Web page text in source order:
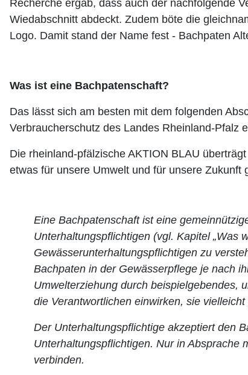
Recherche ergab, dass auch der nachfolgende
Wiedabschnitt abdeckt. Zudem böte die
Logo. Damit stand der Name fest - Bachpaten
Was ist eine Bachpatenschaft?
Das lässt sich am besten mit dem folgenden
Verbraucherschutz des Landes Rheinland-Pfalz
Die rheinland-pfälzische AKTION BLAU
etwas für unsere Umwelt und für unsere Zukunft
Eine Bachpatenschaft ist eine
Unterhaltungspflichtigen (vgl. Kapitel „Was
Gewässerunterhaltungspflichtigen zu
Bachpaten in der Gewässerpflege je nach
Umwelterziehung durch beispielgebendes,
die Verantwortlichen einwirken, sie
Der Unterhaltungspflichtige akzeptiert den
Unterhaltungspflichtigen. Nur in Absprache
verbinden.